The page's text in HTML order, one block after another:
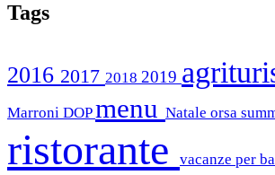
Tags
2016 2017 2018 2019
Marroni DOPmenu Natale orsa
ristorante vacanze per